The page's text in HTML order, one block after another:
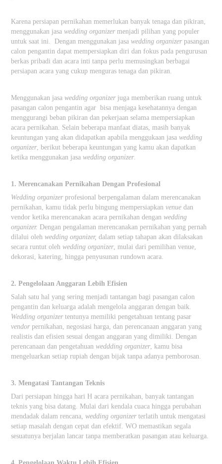
Karena persiapan pernikahan memerlukan banyak tenaga dan pikiran,
menggunakan jasa wedding organizermenjadi pilihan yang populer
untuk saat ini. Dengan menggunakan jasa wedding organizerpasangan
calon pengantin dapat mempersiapkan diri dan fokus pada pengurusan
berkas pribadi dan acara inti tanpa perlu memusingkan berbagai
persiapan acara yang cukup menguras tenaga dan pikiran.
Menggunakan jasa wedding organizerjuga memberikan ruang untuk
pasangan calon pengantin agar bisa menjaga kesehatannya dengan
menggurangi beban pikiran dan pekerjaan selama mempersiapkan
acara pernikahan. Selain beberapa manfaat diatas, masih banyak
keuntungan yang akan didapatkan apabila menggukaan jasa wedding
organizer, berikut beberapa keuntungan yang kamu akan dapatkan
ketika menggunakan jasa wedding organizer.
1. Merencanakan Pernikahan Dengan Profesional
Wedding organizerprofesional berpengalaman dalam merencanakan
pernikahan, kamu tidak perlu bingung mempersiapkanvenue dan
vendor ketika merencanakan acara pernikahan dengan wedding
organizer. Dengan pengalaman merencanakan pernikahan yang pernah
dilalui oleh wedding organizer, dalam setiap tahapan akan dilaksakan
secara runtut oleh wedding organizer, mulai dari pemilihan venue,
dekorasi, katering, hingga penyusunan rundown acara.
2. Pengelolaan Anggaran Lebih Efisien
Salah satu hal yang sering menjadi tantangan bagi pasangan calon
pengantin dan keluarga adalah mengelola anggaran dengan baik.
Wedding organizertentunya memiliki pengetahuan tentang pasar
vendorpernikahan, negosiasi harga, dan perencanaan anggaran yang
realistis dan efisien sesuai dengan anggaran yang dimiliki. Dengan
perencanaan dan pengetahuan weddding organizer, kamu bisa
mengeluarkan setiap rupiah dengan bijak tanpa adanya pemborosan.
3. Mengatasi Tantangan Teknis
Dari persiapan hingga hari H acara pernikahan, banyak tantangan
teknis yang bisa datang. Mulai dari kendala cuaca hingga perubahan
mendadak dalam rencana, wedding organizerterlatih untuk mengatasi
setiap masalah dengan cepat dan efektif. WO memastikan segala
sesuatunya berjalan lancar tanpa memberatkan pasangan atau keluarga.